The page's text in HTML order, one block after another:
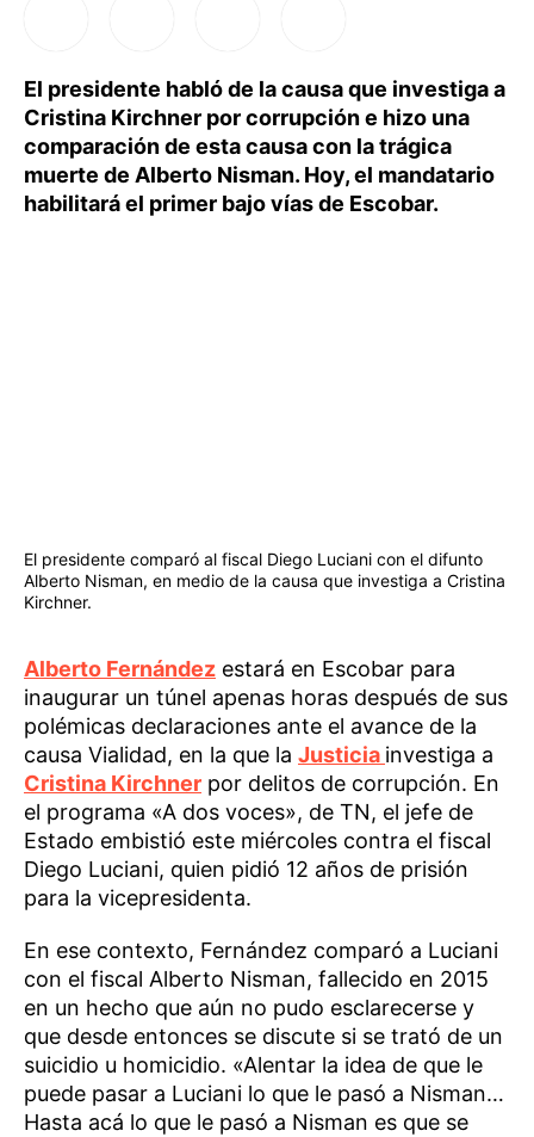
El presidente habló de la causa que investiga a
Cristina Kirchner por corrupción e hizo una
comparación de esta causa con la trágica
muerte de Alberto Nisman. Hoy, el mandatario
habilitará el primer bajo vías de Escobar.
El presidente comparó al fiscal Diego Luciani con el difunto
Alberto Nisman, en medio de la causa que investiga a Cristina
Kirchner.
Alberto Fernández estará en Escobar para
inaugurar un túnel apenas horas después de sus
polémicas declaraciones ante el avance de la
causa Vialidad, en la que la Justicia investiga a
Cristina Kirchner por delitos de corrupción. En
el programa «A dos voces», de TN, el jefe de
Estado embistió este miércoles contra el fiscal
Diego Luciani, quien pidió 12 años de prisión
para la vicepresidenta.
En ese contexto, Fernández comparó a Luciani
con el fiscal Alberto Nisman, fallecido en 2015
en un hecho que aún no pudo esclarecerse y
que desde entonces se discute si se trató de un
suicidio u homicidio. «Alentar la idea de que le
puede pasar a Luciani lo que le pasó a Nisman…
Hasta acá lo que le pasó a Nisman es que se